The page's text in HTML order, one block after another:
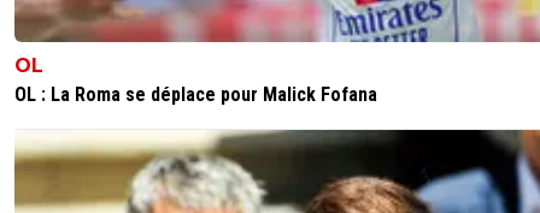
OL
OL : La Roma se déplace pour Malick Fofana